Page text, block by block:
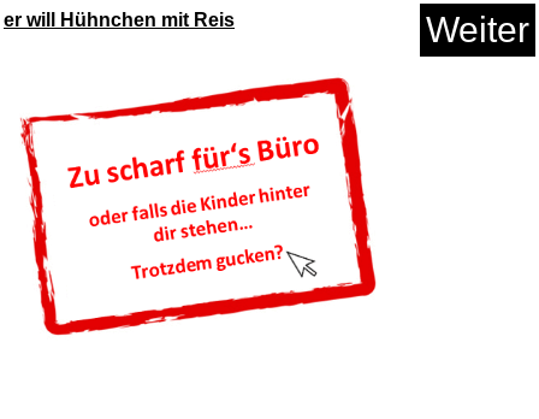
Legend of Kay Anniversary Ed. ...
er will Hühnchen mit Reis Weiter